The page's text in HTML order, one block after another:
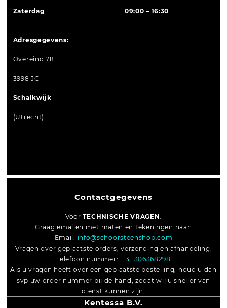
Contactgegevens
VoorTECHNISCHE VRAGEN:
Graag emailen met maten en tekeningen naar:
Email: info@schoorsteenshop.com
Vragen over geplaatste orders, verzending en afhandeling:
Telefoon nummer: +31 306368298
Als u vragen heeft over een geplaatste bestelling, houd u dan
svp uw order nummer bij de hand, zodat wij u sneller van
dienst kunnen zijn.
Kentessa B.V.
Zaterdag 09:00 – 16:30
Adresgegevens:
Overeind 78
3998 JC
Schalkwijk
(Utrecht)